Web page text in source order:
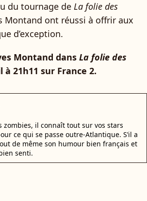
du tournage de La folie des
Montand ont réussi à offrir aux
d’exception.
Montand dans La folie des
21h11 sur France 2.
il connaît tout sur vos stars
ce qui se passe outre-Atlantique. S’il a
de même son humour bien français et
senti.